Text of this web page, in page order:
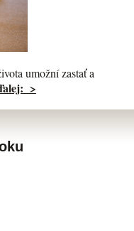
umožní zastať a
>